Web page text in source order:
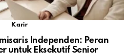
Karir
Independen: Peran
untuk Eksekutif Senior